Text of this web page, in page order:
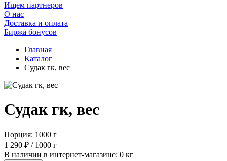
Ищем партнеров
О нас
Доставка и оплата
Биржа бонусов
Главная
Каталог
Судак гк, вес
Судак гк, вес
Порция: 1000 г
1 290 ₽ / 1000 г
В наличии в интернет-магазине: 0 кг